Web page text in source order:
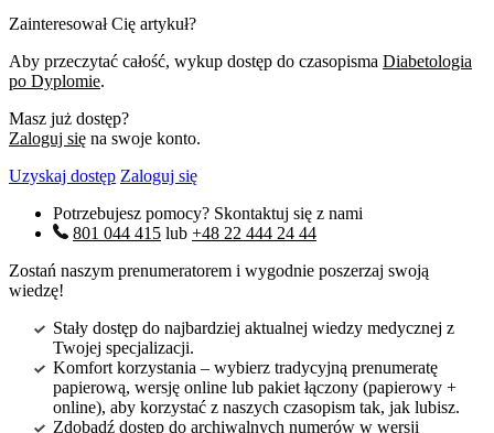
Zainteresował Cię artykuł?
Aby przeczytać całość, wykup dostęp do czasopisma Diabetologia
po Dyplomie.
Masz już dostęp?
Zaloguj się na swoje konto.
Uzyskaj dostęp Zaloguj się
Potrzebujesz pomocy? Skontaktuj się z nami
801 044 415 lub +48 22 444 24 44
Zostań naszym prenumeratorem i wygodnie poszerzaj swoją
wiedzę!
Stały dostęp do najbardziej aktualnej wiedzy medycznej z
Twojej specjalizacji.
Komfort korzystania – wybierz tradycyjną prenumeratę
papierową, wersję online lub pakiet łączony (papierowy +
online), aby korzystać z naszych czasopism tak, jak lubisz.
Zdobądź dostęp do archiwalnych numerów w wersji